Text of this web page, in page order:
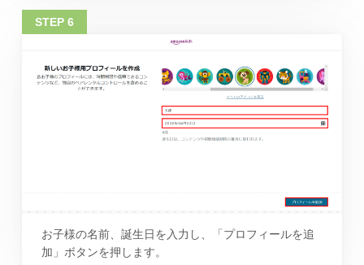
お子様の名前、誕生日を入力し、「プロフィールを追
加」ボタンを押します。